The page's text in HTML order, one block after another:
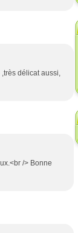
délicat aussi,
/> Bonne